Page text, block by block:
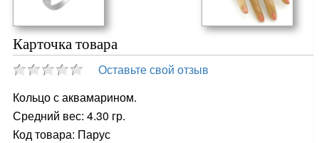
Карточка товара
Оставьте свой отзыв
Кольцо с аквамарином.
Средний вес: 4.30 гр.
Код товара: Парус